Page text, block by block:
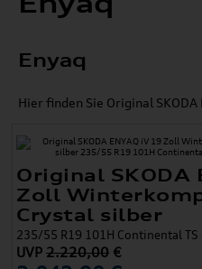
Enyaq
Hier finden Sie Original
Original SKODA
Zoll
Crystal silber
235/55 R19 101H Continental TS
UVP2.220,00 €